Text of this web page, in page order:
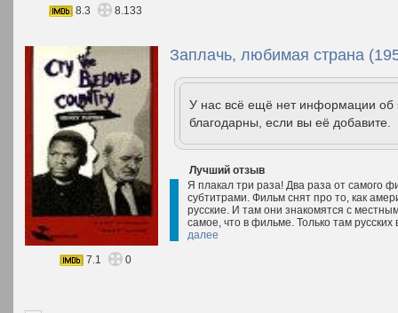
8.3
8.133
Заплачь, любимая страна
У нас всё ещё нет информации
благодарны, если вы её добавите.
Лучший отзыв
Я плакал три раза! Два раза от самого
субтитрами. Фильм снят про то, как
русские. И там они знакомятся с
самое, что в фильме. Только там
далее
7.1
0